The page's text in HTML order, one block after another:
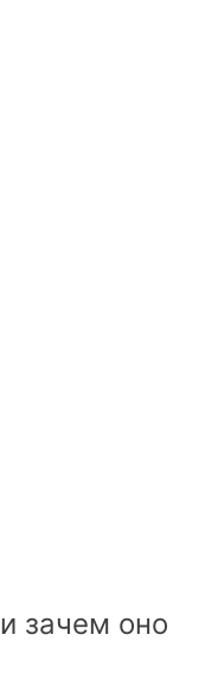
и зачем оно